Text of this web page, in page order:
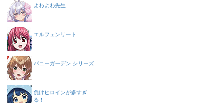
よわよわ先生
エルフェンリート
バニーガーデン シリーズ
負けヒロインが多すぎ
る！